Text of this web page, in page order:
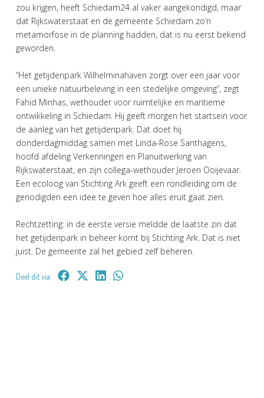
zou krijgen, heeft Schiedam24 al vaker aangekondigd, maar
dat Rijkswaterstaat en de gemeente Schiedam zo’n
metamorfose in de planning hadden, dat is nu eerst bekend
geworden.
“Het getijdenpark Wilhelminahaven zorgt over een jaar voor
een unieke natuurbeleving in een stedelijke omgeving”, zegt
Fahid Minhas, wethouder voor ruimtelijke en maritieme
ontwikkeling in Schiedam. Hij geeft morgen het startsein voor
de aanleg van het getijdenpark. Dat doet hij
donderdagmiddag samen met Linda-Rose Santhagens,
hoofd afdeling Verkenningen en Planuitwerking van
Rijkswaterstaat, en zijn collega-wethouder Jeroen Ooijevaar.
Een ecoloog van Stichting Ark geeft een rondleiding om de
genodigden een idee te geven hoe alles eruit gaat zien.
Rechtzetting: in de eerste versie meldde de laatste zin dat
het getijdenpark in beheer komt bij Stichting Ark. Dat is niet
juist. De gemeente zal het gebied zelf beheren.
Deel dit via: